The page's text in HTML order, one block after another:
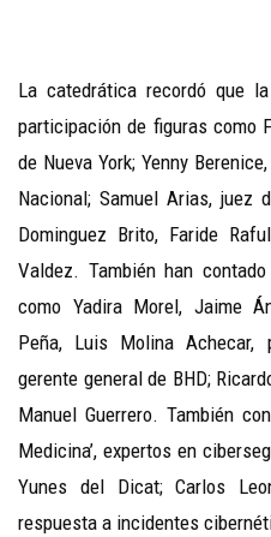
La catedrática recordó que
participación de figuras como
de Nueva York; Yenny
Nacional; Samuel Arias, juez
Dominguez Brito, Faride
Valdez. También han
como Yadira Morel, Jaime
Peña, Luis Molina Achecar,
gerente general de BHD;
Manuel Guerrero. También
Medicina’, expertos en
Yunes del Dicat; Carlos
respuesta a incidentes